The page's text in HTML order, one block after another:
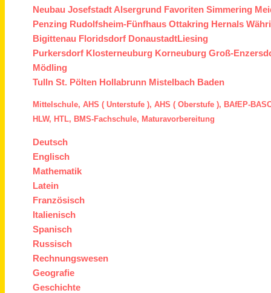
Neubau Josefstadt Alsergrund Favoriten Simmering
Penzing Rudolfsheim-Fünfhaus Ottakring Hernals
Bigittenau Floridsdorf DonaustadtLiesing
Purkersdorf Klosterneuburg Korneuburg Groß-
Mödling
Tulln St. Pölten Hollabrunn Mistelbach Baden
Mittelschule, AHS ( Unterstufe ), AHS ( Oberstufe ), BAfEP-
HLW, HTL, BMS-Fachschule, Maturavorbereitung
Deutsch
Englisch
Mathematik
Latein
Französisch
Italienisch
Spanisch
Russisch
Rechnungswesen
Geografie
Geschichte